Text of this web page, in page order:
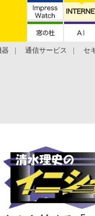
器 通信サービス セ